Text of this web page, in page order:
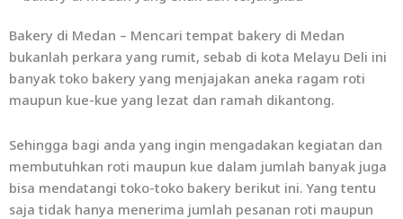
Bakery di Medan – Mencari tempat bakery di Medan
bukanlah perkara yang rumit, sebab di kota Melayu Deli ini
banyak toko bakery yang menjajakan aneka ragam roti
maupun kue-kue yang lezat dan ramah dikantong.
Sehingga bagi anda yang ingin mengadakan kegiatan dan
membutuhkan roti maupun kue dalam jumlah banyak juga
bisa mendatangi toko-toko bakery berikut ini. Yang tentu
saja tidak hanya menerima jumlah pesanan roti maupun